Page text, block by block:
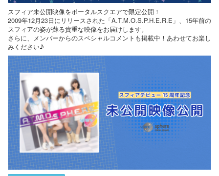
スフィア未公開映像をポータルスクエアで限定公開！
2009年12月23日にリリースされた「A.T.M.O.S.P.H.E.R.E」、15年前の
スフィアの姿が蘇る貴重な映像をお届けします。
さらに、メンバーからのスペシャルコメントも掲載中！あわせてお楽し
みください♪